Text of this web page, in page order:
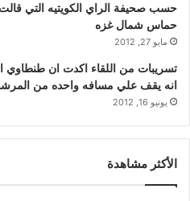
حسب صحيفة الراي الكويتيه التي
حماس شمال غزه
مايو 27, 2012
تسريبات من اللقاء اكدت ان طنطاوي
انه يقف علي مسافه واحده من
يونيو 16, 2012
الأكثر مشاهدة